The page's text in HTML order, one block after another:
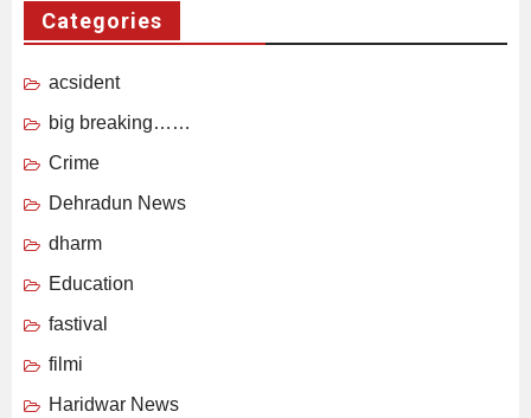
Categories
acsident
big breaking……
Crime
Dehradun News
dharm
Education
fastival
filmi
Haridwar News